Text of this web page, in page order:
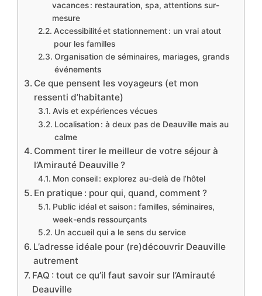
vacances : restauration, spa, attentions sur-
mesure
Accessibilité et stationnement : un vrai atout
pour les familles
Organisation de séminaires, mariages, grands
événements
Ce que pensent les voyageurs (et mon
ressenti d’habitante)
Avis et expériences vécues
Localisation : à deux pas de Deauville mais au
calme
Comment tirer le meilleur de votre séjour à
l’Amirauté Deauville ?
Mon conseil : explorez au-delà de l’hôtel
En pratique : pour qui, quand, comment ?
Public idéal et saison : familles, séminaires,
week-ends ressourçants
Un accueil qui a le sens du service
L’adresse idéale pour (re)découvrir Deauville
autrement
FAQ : tout ce qu’il faut savoir sur l’Amirauté
Deauville